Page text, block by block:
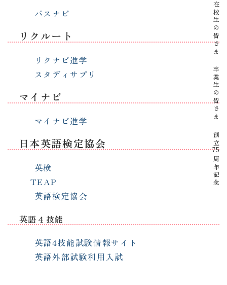
パスナビ
リクルート
リクナビ進学
スタディサプリ
マイナビ
マイナビ進学
日本英語検定協会
英検
TEAP
英語検定協会
英語４技能
英語4技能試験情報サイト
英語外部試験利用入試
在校生の皆さま
卒業生の皆さま
創立
75
周年記念